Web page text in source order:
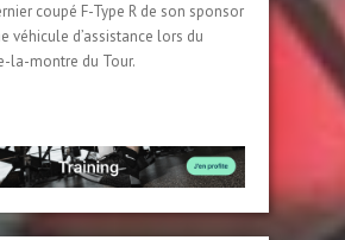
coupé F-Type R de son sponsor
véhicule d’assistance lors du
la-montre du Tour.